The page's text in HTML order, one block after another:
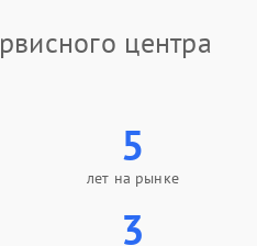
центра
5
лет на рынке
3